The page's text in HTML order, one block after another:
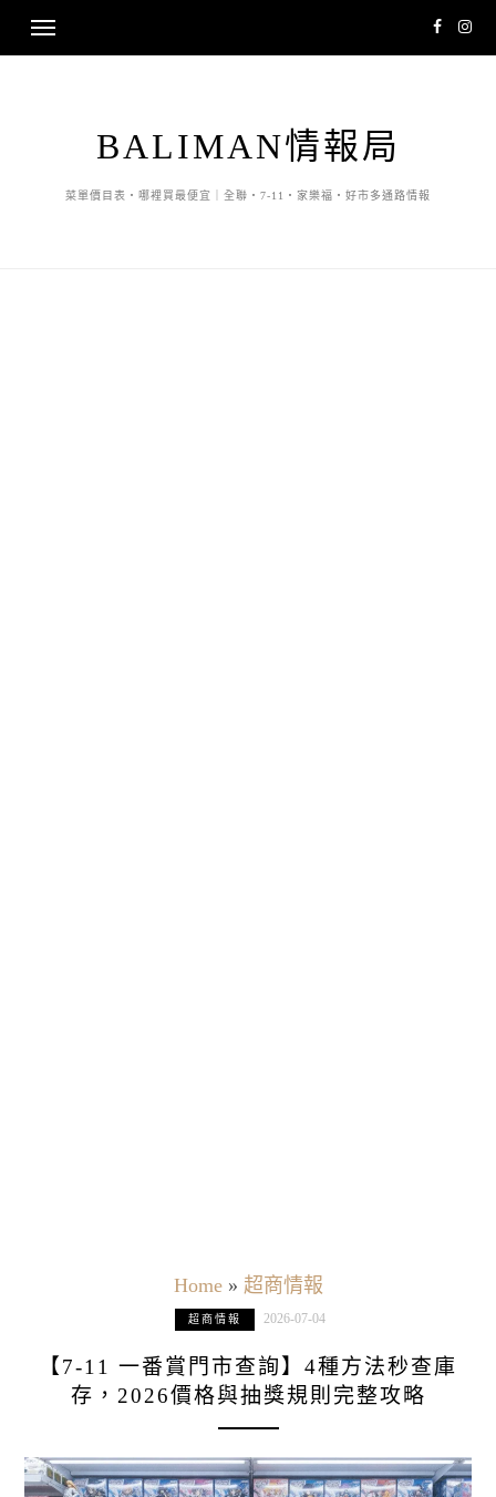
BALIMAN情報局
菜單價目表・哪裡買最便宜｜全聯・7-11・家樂福・好市多通路情報
Home» 超商情報
超商情報 2026-07-04
【7-11 一番賞門市查詢】4種方法秒查庫
存，2026價格與抽獎規則完整攻略